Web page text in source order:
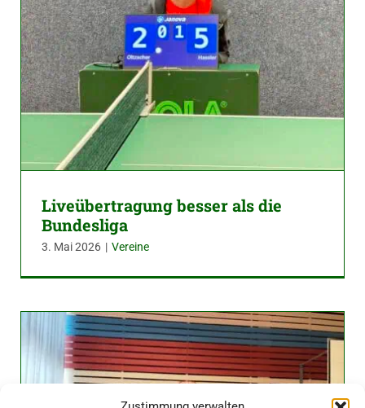
Liveübertragung besser als die
Bundesliga
3. Mai 2026 | Vereine